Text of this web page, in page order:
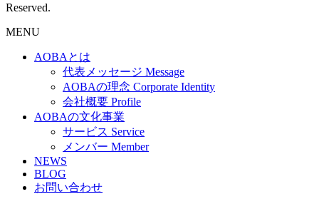
Reserved.
MENU
AOBAとは
代表メッセージ Message
AOBAの理念 Corporate Identity
会社概要 Profile
AOBAの文化事業
サービス Service
メンバー Member
NEWS
BLOG
お問い合わせ